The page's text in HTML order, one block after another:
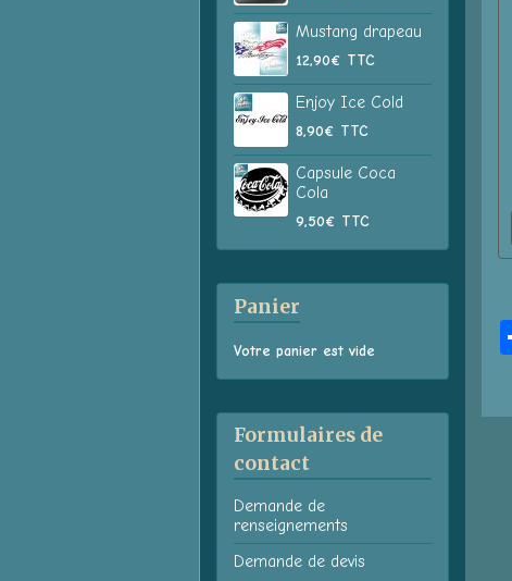
Mustang drapeau
12,90€ TTC
Enjoy Ice Cold
8,90€ TTC
Capsule Coca
Cola
9,50€ TTC
Panier
Votre panier est vide
Formulaires de
contact
Demande de
renseignements
Demande de devis